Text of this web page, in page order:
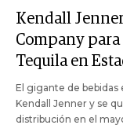
Kendall
Company
Tequila en
El gigante de bebidas
Kendall Jenner y se
distribución en el